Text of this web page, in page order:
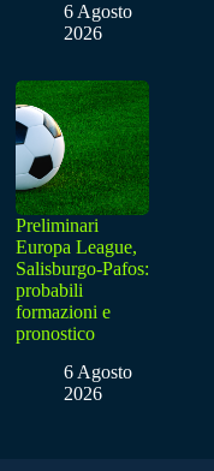
6 Agosto
2026
Preliminari
Europa League,
Salisburgo-Pafos:
probabili
formazioni e
pronostico
6 Agosto
2026